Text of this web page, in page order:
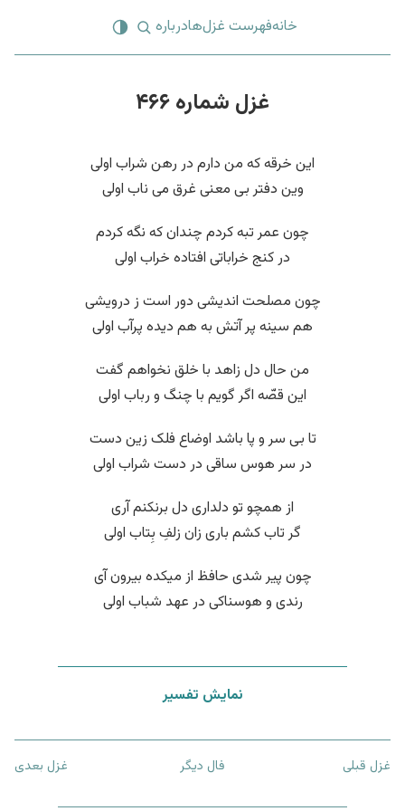
خانهفهرست غزل‌هادرباره
غزل شماره ۴۶۶
این خرقه که من دارم در رهن شراب اولی
وین دفتر بی معنی غرق می ناب اولی
چون عمر تبه کردم چندان که نگه کردم
در کنج خراباتی افتاده خراب اولی
چون مصلحت اندیشی دور است ز درویشی
هم سینه پر آتش به هم دیده پرآب اولی
من حال دل زاهد با خلق نخواهم گفت
این قصّه اگر گویم با چنگ و رباب اولی
تا بی سر و پا باشد اوضاع فلک زین دست
در سر هوس ساقی در دست شراب اولی
از همچو تو دلداری دل برنکنم آری
گر تاب کشم باری زان زلفِ بِتاب اولی
چون پیر شدی حافظ از میکده بیرون آی
رندی و هوسناکی در عهد شباب اولی
نمایش تفسیر
غزل قبلی فال دیگر غزل بعدی